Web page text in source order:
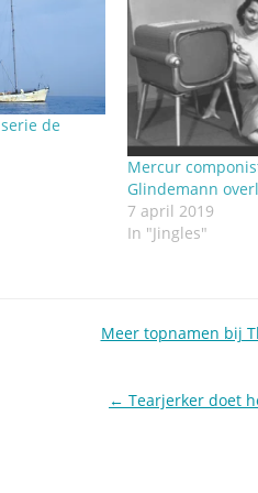
de
Mercur
Glindemann
7 april 2019
In "Jingles"
Meer topnamen bij
← Tearjerker doet